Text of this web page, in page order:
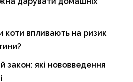
коти впливають на ризик
закон: які нововведення